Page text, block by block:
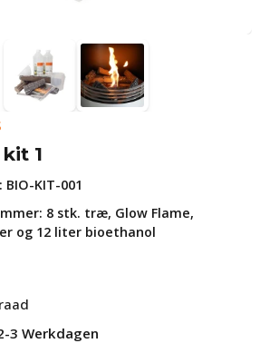
1
BIO-KIT-001
8 stk. træ, Glow Flame,
og 12 liter bioethanol
3 Werkdagen